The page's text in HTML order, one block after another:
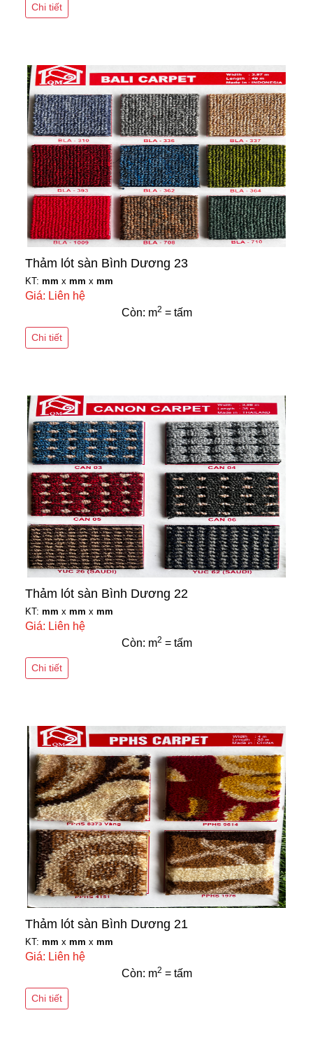
Chi tiết
Thảm lót sàn Bình Dương 23
KT: mm x mm x mm
Giá: Liên hệ
Còn: m2 = tấm
Chi tiết
Thảm lót sàn Bình Dương 22
KT: mm x mm x mm
Giá: Liên hệ
Còn: m2 = tấm
Chi tiết
Thảm lót sàn Bình Dương 21
KT: mm x mm x mm
Giá: Liên hệ
Còn: m2 = tấm
Chi tiết